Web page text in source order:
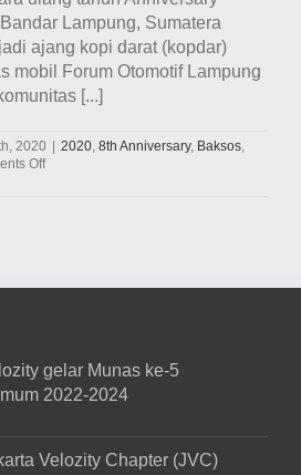
Lampung, Sumatera
ajang kopi darat (kopdar)
mobil Forum Otomotif Lampung
[...]
2020 2020, 8th Anniversary, Baksos,
Offon
&
tenaga
didik
8
gelar Munas ke-5
2022-2024
Velozity Chapter (JVC)